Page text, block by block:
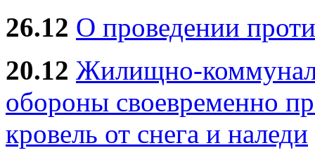
26.12 О проведении
20.12 Жилищно-
обороны своевременно
кровель от снега и наледи